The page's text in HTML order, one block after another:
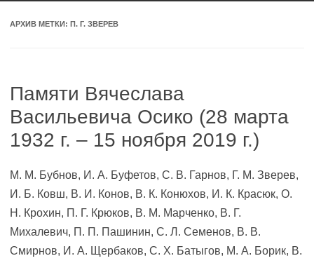
АРХИВ МЕТКИ: П. Г. ЗВЕРЕВ
Памяти Вячеслава
Васильевича Осико (28 марта
1932 г. – 15 ноября 2019 г.)
М. М. Бубнов, И. А. Буфетов, С. В. Гарнов, Г. М. Зверев,
И. Б. Ковш, В. И. Конов, В. К. Конюхов, И. К. Красюк, О.
Н. Крохин, П. Г. Крюков, В. М. Марченко, В. Г.
Михалевич, П. П. Пашинин, С. Л. Семенов, В. В.
Смирнов, И. А. Щербаков, С. Х. Батыгов, М. А. Борик, В.